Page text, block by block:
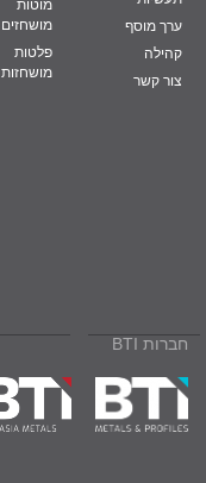
ערך מוסף
קהילה
צור קשר
מוטות
מושחזים
פלטות
מושחזות
חברות BTI